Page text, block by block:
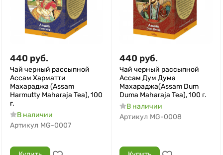
440 руб.
Чай черный рассыпной
Ассам Харматти
Махараджа (Assam
Harmutty Maharaja Tea), 100
г.
В наличии
Артикул MG-0007
440 руб.
Чай черный рассыпной
Ассам Дум Дума
Махараджа(Assam Dum
Duma Maharaja Tea), 100 г.
В наличии
Артикул MG-0008